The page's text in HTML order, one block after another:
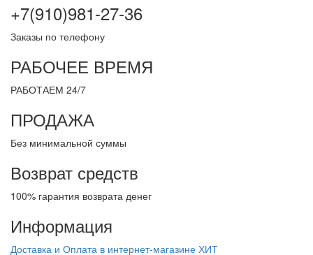
+7(910)981-27-36
Заказы по телефону
РАБОЧЕЕ ВРЕМЯ
РАБОТАЕМ 24/7
ПРОДАЖА
Без минимальной суммы
Возврат средств
100% гарантия возврата денег
Информация
Доставка и Оплата в интернет-магазине ХИТ